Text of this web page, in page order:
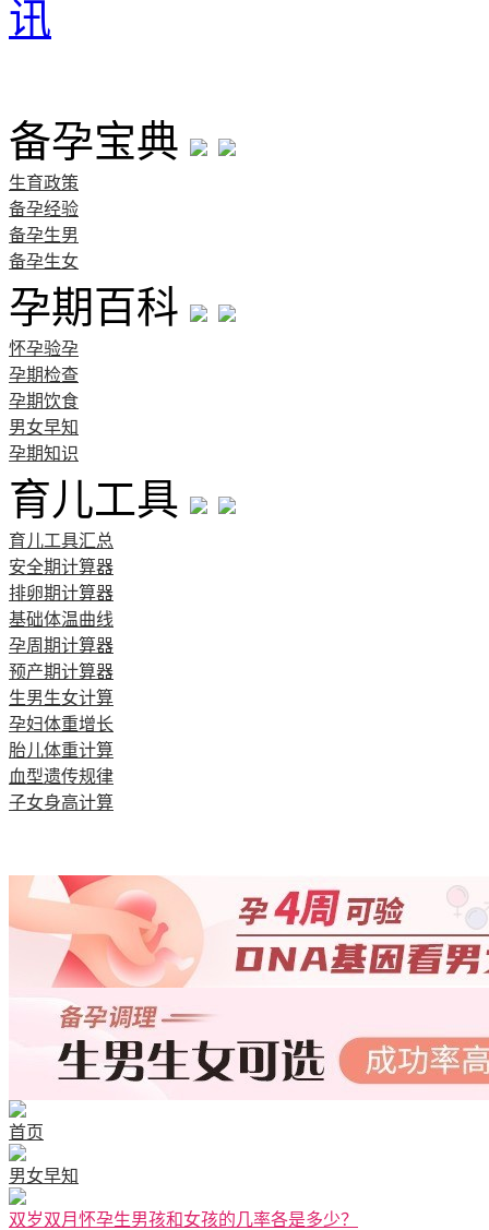
备孕宝典
生育政策
备孕经验
备孕生男
备孕生女
孕期百科
怀孕验孕
孕期检查
孕期饮食
男女早知
孕期知识
育儿工具
育儿工具汇总
安全期计算器
排卵期计算器
基础体温曲线
孕周期计算器
预产期计算器
生男生女计算
孕妇体重增长
胎儿体重计算
血型遗传规律
子女身高计算
首页
男女早知
双岁双月怀孕生男孩和女孩的几率各是多少？